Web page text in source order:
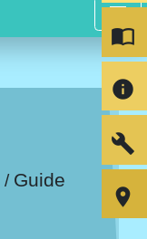
menu
/ Guide
import_contacts
info
build
room